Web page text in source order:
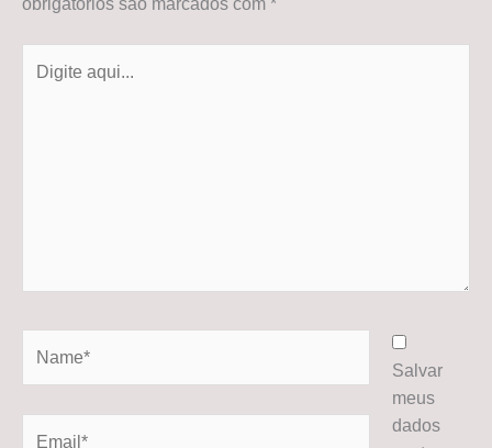
aqui...
Salvar
meus
dados